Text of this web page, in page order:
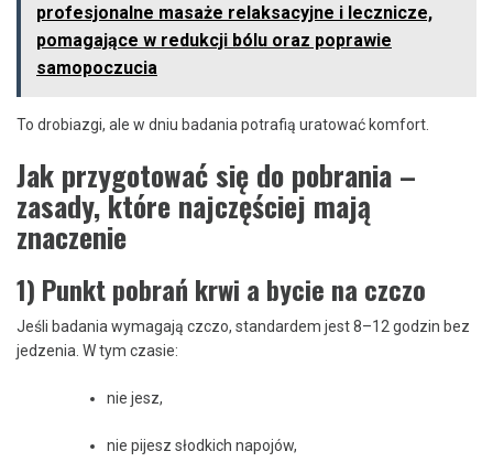
profesjonalne masaże relaksacyjne i lecznicze,
pomagające w redukcji bólu oraz poprawie
samopoczucia
To drobiazgi, ale w dniu badania potrafią uratować komfort.
Jak przygotować się do pobrania –
zasady, które najczęściej mają
znaczenie
1) Punkt pobrań krwi a bycie na czczo
Jeśli badania wymagają czczo, standardem jest 8–12 godzin bez
jedzenia. W tym czasie:
nie jesz,
nie pijesz słodkich napojów,